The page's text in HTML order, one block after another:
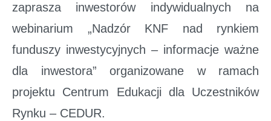
zaprasza inwestorów indywidualnych na
webinarium „Nadzór KNF nad rynkiem
funduszy inwestycyjnych – informacje ważne
dla inwestora” organizowane w ramach
projektu Centrum Edukacji dla Uczestników
Rynku – CEDUR.